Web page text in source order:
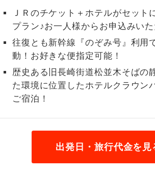
ＪＲのチケット＋ホテルがセット
プラン♪お一人様からお申込みいた
往復とも新幹線『のぞみ号』利用
動！お好きな便指定可能！
歴史ある旧長崎街道松並木そばの
た環境に位置したホテルクラウン
ご宿泊！
出発日・旅行代金を見
ホン
をじっくり聞くこと
1名様催行
1名様から出発可能
す。
2名様催行
2名様から出発可能
す。
スです。
1名様1室同代
1名様1室利用でも追
コースです。